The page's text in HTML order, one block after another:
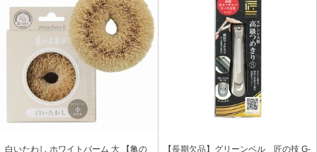
白いたわし ホワイトパーム 大 【亀の
【長期欠品】グリーンベル 匠の技 G-